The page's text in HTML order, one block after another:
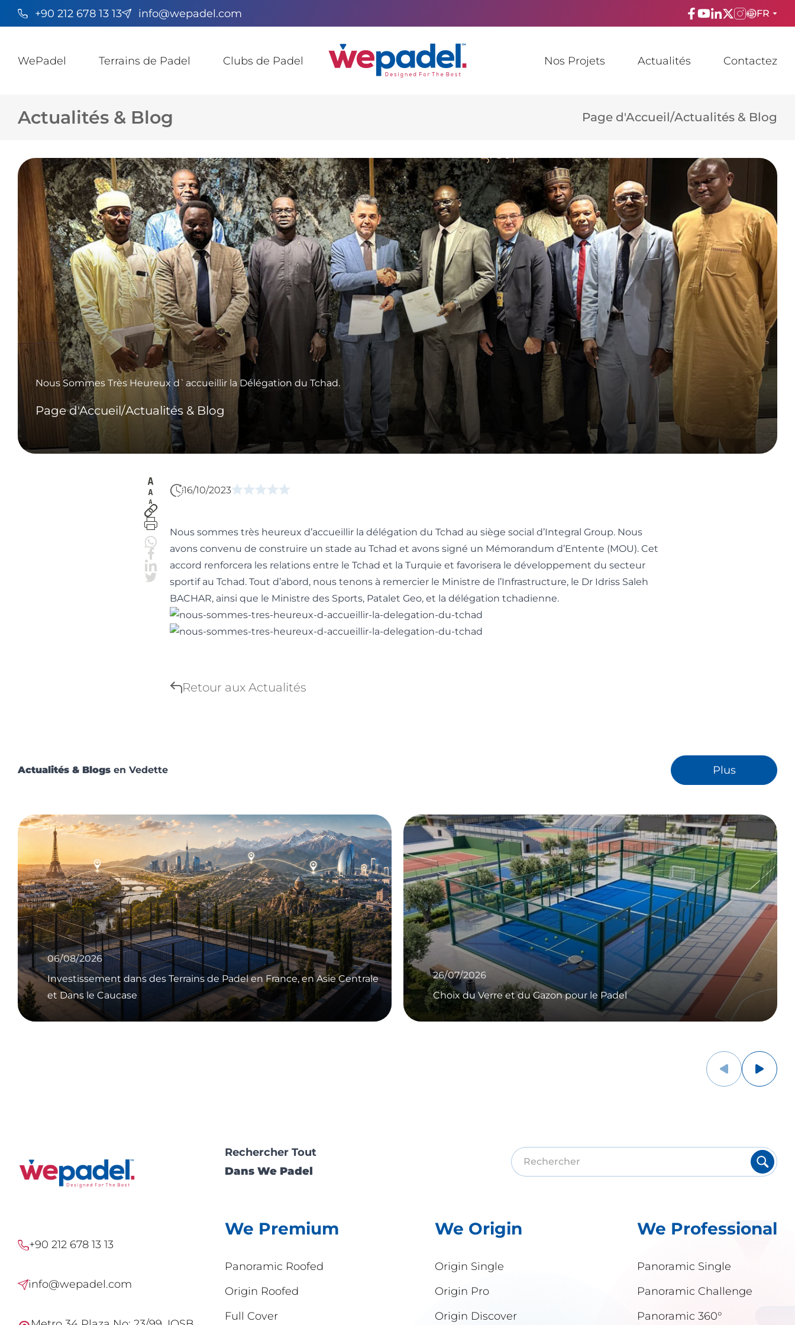
+90 212 678 13 13 info@wepadel.com FR
FRANÇAIS
Русский
WePadel Terrains de Padel Clubs de Padel Nos Projets Actualités Contactez
Actualités & Blog Page d'Accueil/Actualités & Blog
Nous Sommes Très Heureux d`accueillir la Délégation du Tchad.
Page d'Accueil/Actualités & Blog
16/10/2023
Nous sommes très heureux d’accueillir la délégation du Tchad au siège social d’Integral Group. Nous
avons convenu de construire un stade au Tchad et avons signé un Mémorandum d’Entente (MOU). Cet
accord renforcera les relations entre le Tchad et la Turquie et favorisera le développement du secteur
sportif au Tchad. Tout d’abord, nous tenons à remercier le Ministre de l’Infrastructure, le Dr Idriss Saleh
BACHAR, ainsi que le Ministre des Sports, Patalet Geo, et la délégation tchadienne.
Retour aux Actualités
Actualités & Blogs en Vedette Plus
de Padel en France, en Asie Centrale
26/07/2026
Choix du Verre et du Gazon pour le Padel
20/07/2026
Dimensions du Padel et Choix
+90 212 678 13 13
info@wepadel.com
Rechercher Tout
Dans We Padel
We Premium
Panoramic Roofed
Origin Roofed
Full Cover
We Origin
Origin Single
Origin Pro
Origin Discover
We Professional
Panoramic Single
Panoramic Challenge
Panoramic 360°